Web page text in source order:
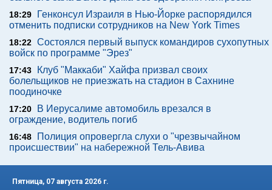
18:29
Генконсул Израиля в Нью-Йорке распорядился
отменить подписки сотрудников на New York Times
18:22 Состоялся первый выпуск командиров сухопутных
войск по программе "Эрез"
17:43
Клуб "Маккаби" Хайфа призвал своих
болельщиков не приезжать на стадион в Сахнине
поодиночке
17:20
В Иерусалиме автомобиль врезался в
ограждение, водитель погиб
16:48
Полиция опровергла слухи о "чрезвычайном
происшествии" на набережной Тель-Авива
Пятница, 07 августа 2026 г.